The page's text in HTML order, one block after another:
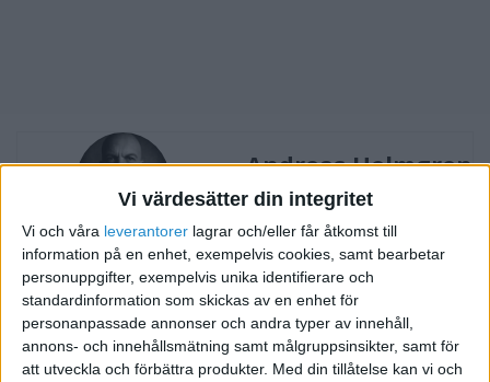
Vi värdesätter din integritet
Vi och våra leverantorer lagrar och/eller får åtkomst till
information på en enhet, exempelvis cookies, samt bearbetar
personuppgifter, exempelvis unika identifierare och
standardinformation som skickas av en enhet för
personanpassade annonser och andra typer av innehåll,
annons- och innehållsmätning samt målgruppsinsikter, samt för
att utveckla och förbättra produkter. Med din tillåtelse kan vi och
Andreas Holmgren
Medlem sedan 2026
Följ Skicka meddelande